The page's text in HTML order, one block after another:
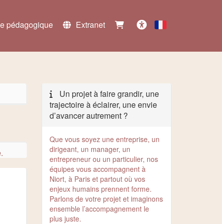
pédagogique
Extranet
Français
Un projet à faire grandir, une
trajectoire à éclairer, une envie
d’avancer autrement ?
Que vous soyez une entreprise, un
dirigeant, un manager, un
entrepreneur ou un particulier, nos
équipes vous accompagnent à
Niort, à Paris et partout où vos
enjeux humains prennent forme.
Parlons de votre projet et imaginons
ensemble l’accompagnement le
plus juste.